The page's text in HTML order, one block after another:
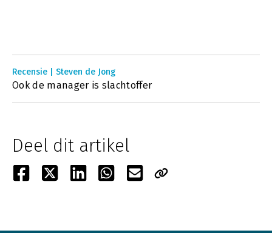
Recensie | Steven de Jong
Ook de manager is slachtoffer
Deel dit artikel